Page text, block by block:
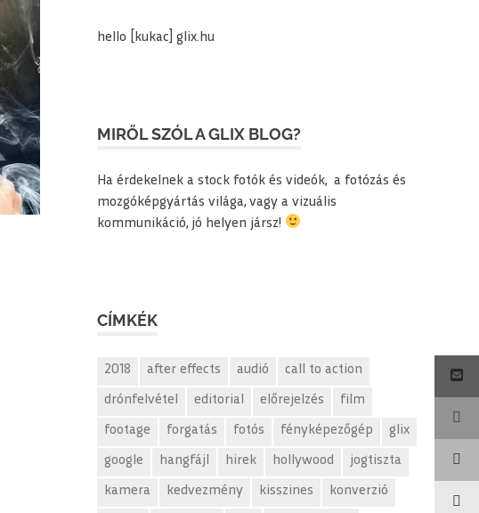
hello [kukac] glix.hu
MIRŐL SZÓL A GLIX BLOG?
Ha érdekelnek a stock fotók és videók, a fotózás és
mozgóképgyártás világa, vagy a vizuális
kommunikáció, jó helyen jársz!
CÍMKÉK
2018 after effects audió call to action
drónfelvétel editorial előrejelzés film
footage forgatás fotós fényképezőgép glix
google hangfájl hirek hollywood jogtiszta
kamera kedvezmény kisszines konverzió